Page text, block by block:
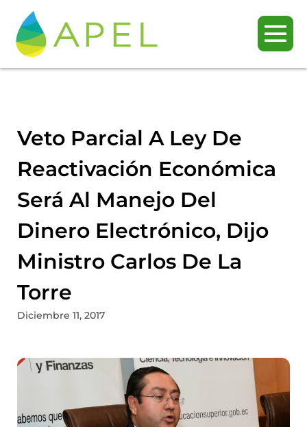
Veto Parcial A Ley De
Reactivación Económica
Será Al Manejo Del
Dinero Electrónico, Dijo
Ministro Carlos De La
Torre
Diciembre 11, 2017